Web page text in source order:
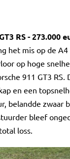
RS - 273.000
het mis op de
op hoge
911 GT3
en een
belandde zwaar
bleef
loss.